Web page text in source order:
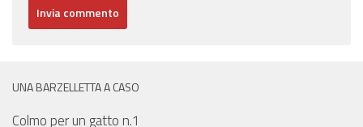
UNA BARZELLETTA A CASO
Colmo per un gatto n.1